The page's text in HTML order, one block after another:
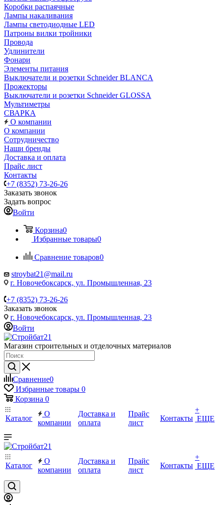
Коробки распаячные
Лампы накаливания
Лампы светодиодные LED
Патроны вилки тройники
Провода
Удлинители
Фонари
Элементы питания
Выключатели и розетки Schneider BLANCA
Прожекторы
Выключатели и розетки Schneider GLOSSA
Мультиметры
СВАРКА
О компании
О компании
Сотрудничество
Наши бренды
Доставка и оплата
Прайс лист
Контакты
+7 (8352) 73-26-26
Заказать звонок
Задать вопрос
Войти
Корзина0
Избранные товары0
Сравнение товаров0
stroybat21@mail.ru
г. Новочебоксарск, ул. Промышленная, 23
+7 (8352) 73-26-26
Заказать звонок
г. Новочебоксарск, ул. Промышленная, 23
Войти
Магазин строительных и отделочных материалов
Сравнение0
Избранные товары 0
Корзина 0
Каталог
О
компании
Доставка и
оплата
Прайс
лист
Контакты
+
ЕЩЕ
Каталог
О
компании
Доставка и
оплата
Прайс
лист
Контакты
+
ЕЩЕ